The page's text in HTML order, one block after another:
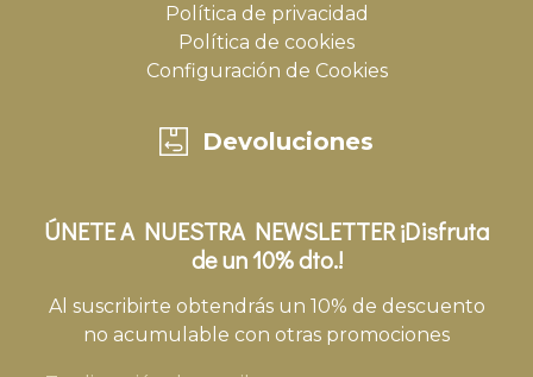
Política de privacidad
Política de cookies
Configuración de Cookies
Devoluciones
ÚNETE A NUESTRA NEWSLETTER ¡Disfruta
de un 10% dto.!
Al suscribirte obtendrás un 10% de descuento
no acumulable con otras promociones